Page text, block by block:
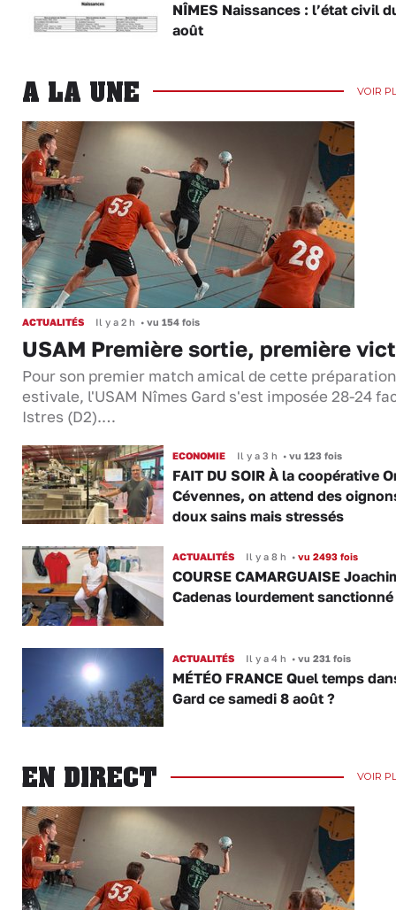
NÎMES Naissances : l’état civil
août
A LA UNE VOIR
ACTUALITÉS Il y a 2 h • vu 154 fois
USAM Première sortie, première
Pour son premier match amical de cette préparation
estivale, l'USAM Nîmes Gard s'est imposée 28-24
Istres (D2).…
ECONOMIE Il y a 3 h •vu 123 fois
FAIT DU SOIR À la coopérative
Cévennes, on attend des
doux sains mais stressés
ACTUALITÉS Il y a 8 h •vu 2493 fois
COURSE CAMARGUAISE
Cadenas lourdement sanctionné
ACTUALITÉS Il y a 4 h •vu 231 fois
MÉTÉO FRANCE Quel temps
Gard ce samedi 8 août ?
EN DIRECT VOIR